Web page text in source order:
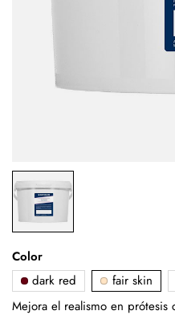
Color
dark red
fair skin
Mejora el realismo en prótesis